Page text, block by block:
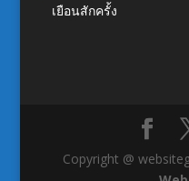
เยือนสักครั้ง
Copyright @